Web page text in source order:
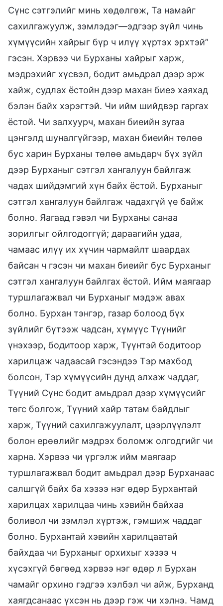
Сүнс сэтгэлийг минь хөдөлгөж, Та намайг
сахилгажуулж, зэмлэдэг—эдгээр зүйл чинь
хүмүүсийн хайрыг бүр ч илүү хүртэх эрхтэй”
гэсэн. Хэрвээ чи Бурханы хайрыг харж,
мэдрэхийг хүсвэл, бодит амьдрал дээр эрж
хайж, судлах ёстойн дээр махан биеэ хаяхад
бэлэн байх хэрэгтэй. Чи ийм шийдвэр гаргах
ёстой. Чи залхуурч, махан биеийн зугаа
цэнгэлд шуналгүйгээр, махан биеийн төлөө
бус харин Бурханы төлөө амьдарч бүх зүйл
дээр Бурханыг сэтгэл хангалуун байлгаж
чадах шийдэмгий хүн байх ёстой. Бурханыг
сэтгэл хангалуун байлгаж чадахгүй үе байж
болно. Яагаад гэвэл чи Бурханы санаа
зорилгыг ойлгодоггүй; дараагийн удаа,
чамаас илүү их хүчин чармайлт шаардах
байсан ч гэсэн чи махан биеийг бус Бурханыг
сэтгэл хангалуун байлгах ёстой. Ийм маягаар
туршлагажвал чи Бурханыг мэдэж авах
болно. Бурхан тэнгэр, газар болоод бүх
зүйлийг бүтээж чадсан, хүмүүс Түүнийг
үнэхээр, бодитоор харж, Түүнтэй бодитоор
харилцаж чадаасай гэсэндээ Тэр махбод
болсон, Тэр хүмүүсийн дунд алхаж чаддаг,
Түүний Сүнс бодит амьдрал дээр хүмүүсийг
төгс болгож, Түүний хайр татам байдлыг
харж, Түүний сахилгажуулалт, цээрлүүлэлт
болон ерөөлийг мэдрэх боломж олгодгийг чи
харна. Хэрвээ чи үргэлж ийм маягаар
туршлагажвал бодит амьдрал дээр Бурханаас
салшгүй байх ба хэзээ нэг өдөр Бурхантай
харилцах харилцаа чинь хэвийн байхаа
боливол чи зэмлэл хүртэж, гэмшиж чаддаг
болно. Бурхантай хэвийн харилцаатай
байхдаа чи Бурханыг орхихыг хэзээ ч
хүсэхгүй бөгөөд хэрвээ нэг өдөр л Бурхан
чамайг орхино гэдгээ хэлбэл чи айж, Бурханд
хаягдсанаас үхсэн нь дээр гэж чи хэлнэ. Чамд